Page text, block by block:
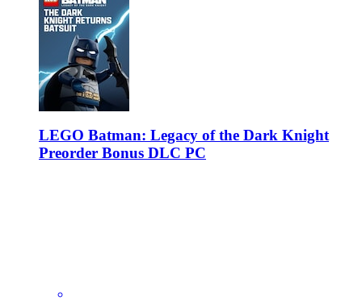
LEGO Batman: Legacy of the Dark Knight
Preorder Bonus DLC PC